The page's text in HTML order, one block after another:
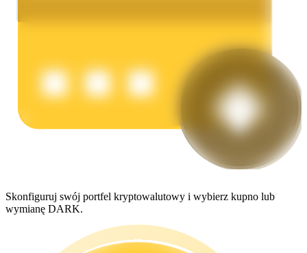
Codziennie zdobywaj konkurencyjne nagrody
Skonfiguruj swój portfel kryptowalutowy i wybierz kupno lub
wymianę DARK.